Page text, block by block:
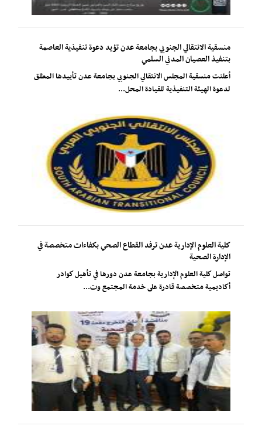
منسقية الانتقالي الجنوبي بجامعة عدن تؤيد دعوة تنفيذية العاصمة
بتنفيذ العصيان المدني السلمي
أعلنت منسقية المجلس الانتقالي الجنوبي بجامعة عدن تأييدها المطلق
لدعوة الهيئة التنفيذية للقيادة المحل...
كلية العلوم الإدارية عدن ترفد القطاع الصحي بكفاءات متخصصة في
الإدارة الصحية
تواصل كلية العلوم الإدارية بجامعة عدن دورها في تأهيل كوادر
أكاديمية متخصصة قادرة على خدمة المجتمع وت...